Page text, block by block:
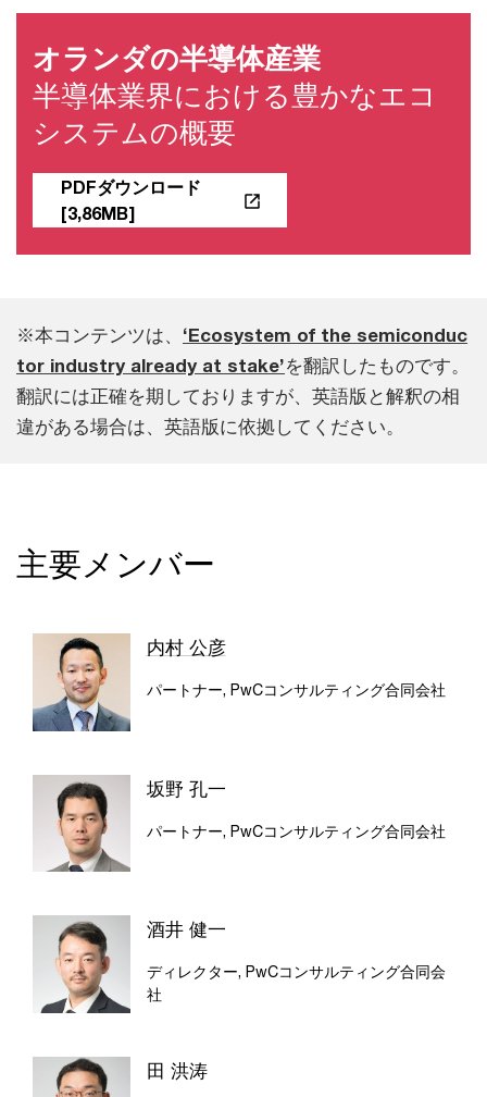
オランダの半導体産業
半導体業界における豊かなエコ
システムの概要
PDFダウンロード
[3,86MB]
※本コンテンツは、 ‘Ecosystem of the semiconduc
tor industry already at stake’を翻訳したものです。
翻訳には正確を期しておりますが、英語版と解釈の相
違がある場合は、英語版に依拠してください。
主要メンバー
内村 公彦
パートナー, PwCコンサルティング合同会社
坂野 孔一
パートナー, PwCコンサルティング合同会社
酒井 健一
ディレクター, PwCコンサルティング合同会
社
田 洪涛